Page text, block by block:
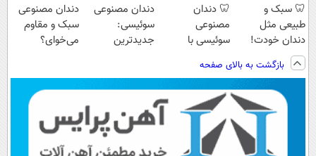
🦷 سبک و
طبیعی مثل
دندان خودت!
نصب آسان و
پرداخت اقساطی
💳 📍 تهران
🦷 دندان
مصنوعی
سوئیسی با
دیجیتال |
پرداخت در 4
قسط |📍 تهران
دندان مصنوعی
سوئیسی:
جدیدترین
پرداخت قسطی
دندان مصنوعی
سبک و مقاوم
می‌خوای؟
📍تهران
بازگشت به بالای صفحه